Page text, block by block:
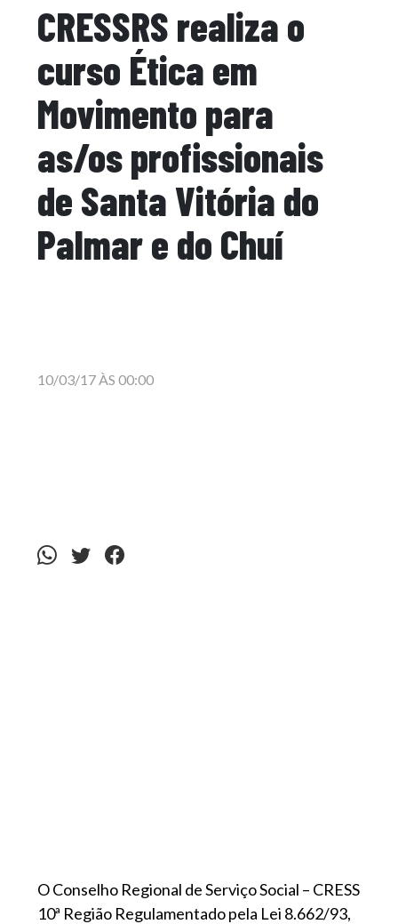
CRESSRS realiza o
curso Ética em
Movimento para
as/os profissionais
de Santa Vitória do
Palmar e do Chuí
10/03/17 ÀS 00:00
O Conselho Regional de Serviço Social – CRESS
10ª Região Regulamentado pela Lei 8.662/93,